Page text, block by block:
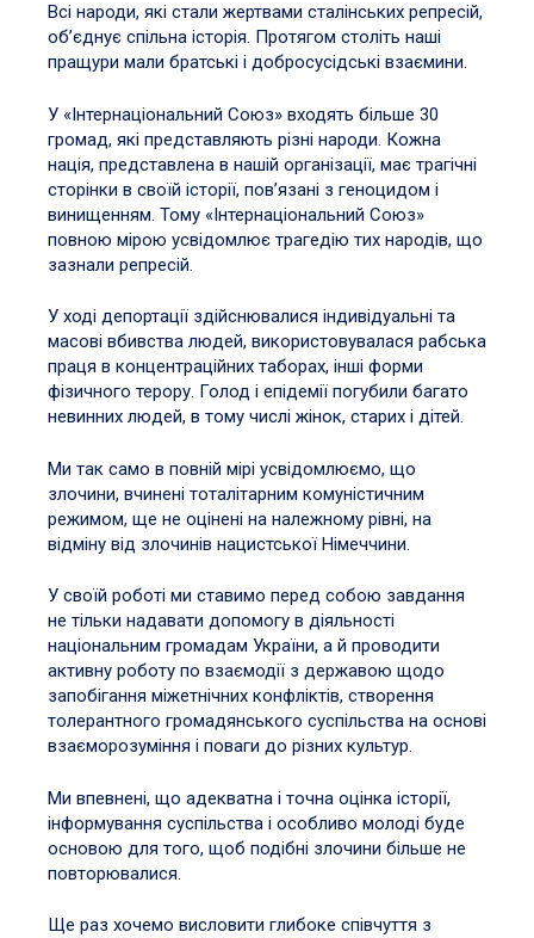
Всі народи, які стали жертвами сталінських репресій,
об’єднує спільна історія. Протягом століть наші
пращури мали братські і добросусідські взаємини.
У «Інтернаціональний Союз» входять більше 30
громад, які представляють різні народи. Кожна
нація, представлена в нашій організації, має трагічні
сторінки в своїй історії, пов’язані з геноцидом і
винищенням. Тому «Інтернаціональний Союз»
повною мірою усвідомлює трагедію тих народів, що
зазнали репресій.
У ході депортації здійснювалися індивідуальні та
масові вбивства людей, використовувалася рабська
праця в концентраційних таборах, інші форми
фізичного терору. Голод і епідемії погубили багато
невинних людей, в тому числі жінок, старих і дітей.
Ми так само в повній мірі усвідомлюємо, що
злочини, вчинені тоталітарним комуністичним
режимом, ще не оцінені на належному рівні, на
відміну від злочинів нацистської Німеччини.
У своїй роботі ми ставимо перед собою завдання
не тільки надавати допомогу в діяльності
національним громадам України, а й проводити
активну роботу по взаємодії з державою щодо
запобігання міжетнічних конфліктів, створення
толерантного громадянського суспільства на основі
взаєморозуміння і поваги до різних культур.
Ми впевнені, що адекватна і точна оцінка історії,
інформування суспільства і особливо молоді буде
основою для того, щоб подібні злочини більше не
повторювалися.
Ще раз хочемо висловити глибоке співчуття з